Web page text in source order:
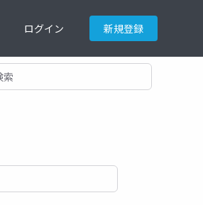
ログイン 新規登録